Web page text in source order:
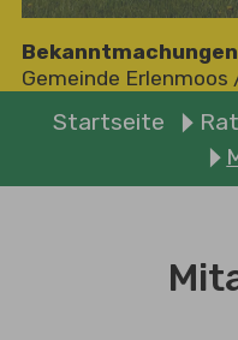
Bekanntmachungen
Gemeinde Erlenmoos
Startseite